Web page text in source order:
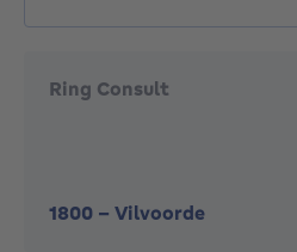
Ring Consult
1800 - Vilvoorde